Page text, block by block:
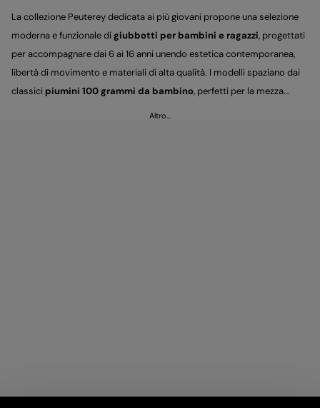
La collezione Peuterey dedicata ai più giovani propone una selezione
moderna e funzionale di giubbotti per bambini e ragazzi, progettati
per accompagnare dai 6 ai 16 anni unendo estetica contemporanea,
libertà di movimento e materiali di alta qualità. I modelli spaziano dai
classici piumini 100 grammi da bambino, perfetti per la mezza
Altro…